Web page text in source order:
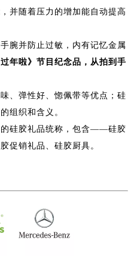
并随着压力的增加能自动提高
腕并防止过敏，内有记忆金属
年啦》节目纪念品，从拍到手
、弹性好、惚佩带等优点；硅
组织和含义。
的硅胶礼品统称，包含——硅胶
促销礼品、硅胶厨具。